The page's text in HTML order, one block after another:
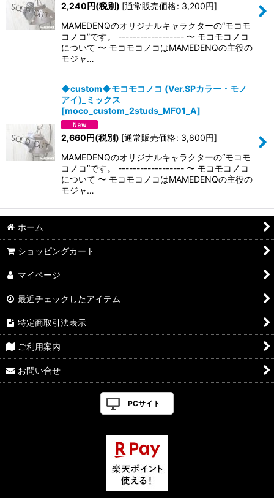
2,240 円(税別) [通常販売価格: 3,200円]
MAMEDENQのオリジナルキャラクターの“モコモ
コノコ”です。 ------------------ 〜 モコモコノコ
について 〜 モコモコノコはMAMEDENQの主役の
モジャ…
◆custom◆モコモコノコ (Ver.SPカラー・モノ
アイ)_ミックス
[moco_custom_2studs_MF01_A]
2,660円(税別) [通常販売価格: 3,800円]
MAMEDENQのオリジナルキャラクターの“モコモ
コノコ”です。 ------------------ 〜 モコモコノコ
について 〜 モコモコノコはMAMEDENQの主役の
モジャ…
ホーム
ショッピングカート
マイページ
最近チェックしたアイテム
特定商取引法表示
ご利用案内
お問い合せ
PCサイト